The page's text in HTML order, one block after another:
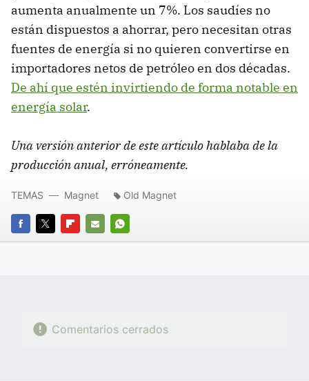
aumenta anualmente un 7%. Los saudíes no
están dispuestos a ahorrar, pero necesitan otras
fuentes de energía si no quieren convertirse en
importadores netos de petróleo en dos décadas.
De ahí que estén invirtiendo de forma notable en
energía solar.
Una versión anterior de este artículo hablaba de la
producción anual, erróneamente.
FACEBOOK
TWITTERFLIPBOARD
E-
WHATSAPP
TEMAS Magnet Old Magnet
Comentarios cerrados